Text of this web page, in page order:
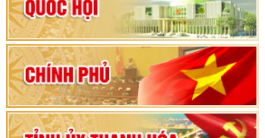
Hướng dẫn quy trình bỏ phiếu bầu cử ĐBQH
khoá XVI và đại biểu HĐND các cấp nhiệm kỳ
2026-2031
80 năm Quốc hội Việt Nam: vì lợi ích Nhân dân,
vì sự phát triển của đất nước
Bộ Chính trị duyệt nội dung Đại hội đại biểu
Đảng bộ tỉnh Thanh Hóa lần thứ XX, nhiệm kỳ
2025 - 2030